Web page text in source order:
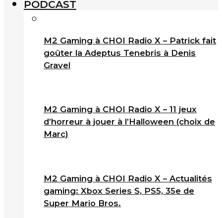
PODCAST
M2 Gaming à CHOI Radio X – Patrick fait
goûter la Adeptus Tenebris à Denis
Gravel
M2 Gaming à CHOI Radio X – 11 jeux
d’horreur à jouer à l’Halloween (choix de
Marc)
M2 Gaming à CHOI Radio X – Actualités
gaming: Xbox Series S, PS5, 35e de
Super Mario Bros.